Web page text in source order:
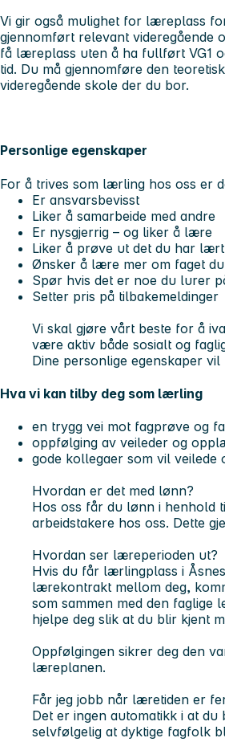
Vi gir også mulighet for læreplass
gjennomført relevant
få læreplass uten å ha fullført VG1
tid. Du må gjennomføre den
videregående skole der du bor.
Personlige egenskaper
For å trives som lærling hos oss er
Er ansvarsbevisst
Liker å samarbeide med andre
Er nysgjerrig – og liker å lære
Liker å prøve ut det du har
Ønsker å lære mer om faget
Spør hvis det er noe du lurer
Setter pris på tilbakemeldinger
Vi skal gjøre vårt beste for å
være aktiv både sosialt og
Dine personlige egenskaper
Hva vi kan tilby deg som lærling
en trygg vei mot fagprøve og
oppfølging av veileder og
gode kollegaer som vil
Hvordan er det med lønn?
Hos oss får du lønn i henhold
arbeidstakere hos oss. Dette
Hvordan ser læreperioden ut?
Hvis du får lærlingplass i
lærekontrakt mellom deg,
som sammen med den
hjelpe deg slik at du blir kjent
Oppfølgingen sikrer deg den
læreplanen.
Får jeg jobb når læretiden er
Det er ingen automatikk i at
selvfølgelig at dyktige fagfolk